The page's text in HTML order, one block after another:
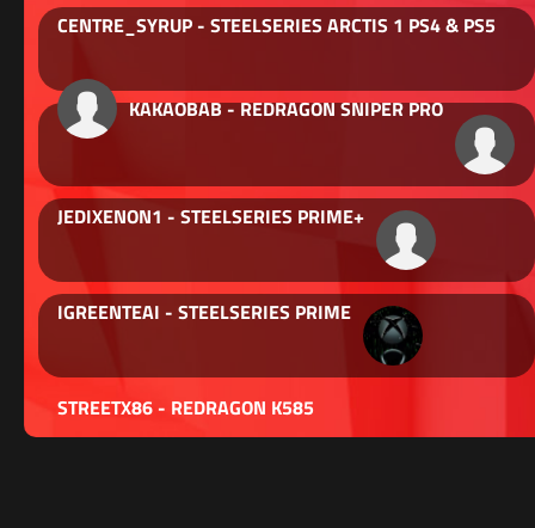
CENTRE_SYRUP - STEELSERIES ARCTIS 1 PS4 & PS5
KAKAOBAB - REDRAGON SNIPER PRO
JEDIXENON1 - STEELSERIES PRIME+
IGREENTEAI - STEELSERIES PRIME
STREETX86 - REDRAGON K585